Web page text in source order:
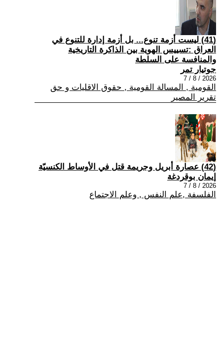
(41) ليست أزمة تنوع... بل أزمة إدارة للتنوع في
العراق :تسييس الهوية بين الذاكرة التاريخية
والمنافسة على السلطة
جوتيار تمر
2026 / 8 / 7
القومية , المسالة القومية , حقوق الاقليات و حق
تقرير المصير
(42) عصارة أبريل وجريمة قتل في الأوساط الكنسيّة
إيمان بوقردغة
2026 / 8 / 7
الفلسفة ,علم النفس , وعلم الاجتماع